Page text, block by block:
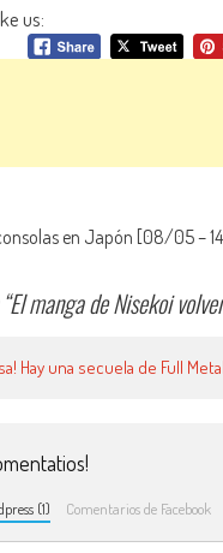
us:
entradas
en Japón [08/05 –
El manga de Nisekoi
Hay una secuela de Full
(1) Comentarios de Facebook